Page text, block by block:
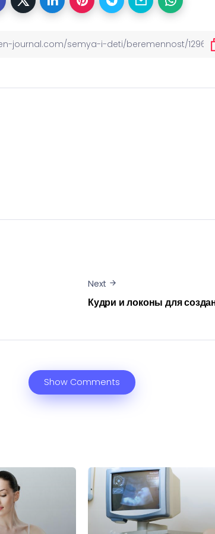
Next
Кудри и локоны для
Show Comments